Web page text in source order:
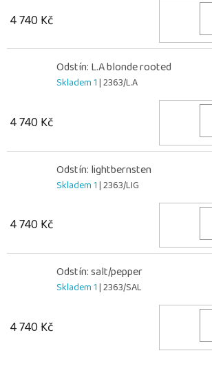
4 740 Kč
Odstín: L.A blonde rooted
Skladem 1| 2363/L.A
4 740 Kč
Odstín: lightbernsten
Skladem 1| 2363/LIG
4 740 Kč
Odstín: salt/pepper
Skladem 1| 2363/SAL
4 740 Kč